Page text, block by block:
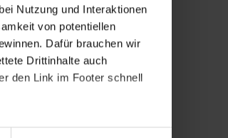
Nutzung und Interaktionen
von potentiellen
Dafür brauchen wir
Drittinhalte auch
den Link im Footer schnell